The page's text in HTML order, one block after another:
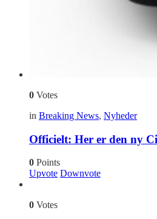
0 Votes
in Breaking News, Nyheder
Officielt: Her er den ny
0 Points
Upvote Downvote
0 Votes